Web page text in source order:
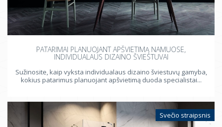
PATARIMAI PLANUOJANT APŠVIETIMĄ NAMUOSE,
INDIVIDUALAUS DIZAINO ŠVIESTUVAI
Sužinosite, kaip vyksta individualaus dizaino šviestuvų gamyba,
kokius patarimus planuojant apšvietimą duoda specialistai...
Svečio straipsnis